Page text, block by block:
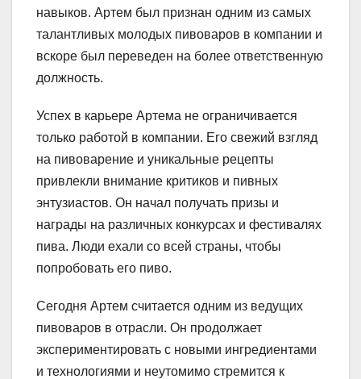
навыков. Артем был признан одним из самых
талантливых молодых пивоваров в компании и
вскоре был переведен на более ответственную
должность.
Успех в карьере Артема не ограничивается
только работой в компании. Его свежий взгляд
на пивоварение и уникальные рецепты
привлекли внимание критиков и пивных
энтузиастов. Он начал получать призы и
награды на различных конкурсах и фестивалях
пива. Люди ехали со всей страны, чтобы
попробовать его пиво.
Сегодня Артем считается одним из ведущих
пивоваров в отрасли. Он продолжает
экспериментировать с новыми ингредиентами
и технологиями и неутомимо стремится к